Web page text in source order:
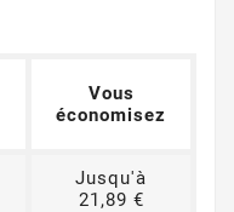
Vous
économisez
Jusqu'à
21,89 €